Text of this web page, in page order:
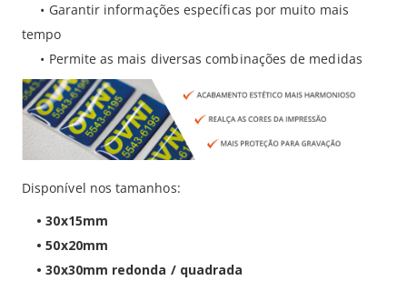
• Garantir informações específicas por muito mais
tempo
• Permite as mais diversas combinações de medidas
Disponível nos tamanhos:
•30x15mm
•50x20mm
•30x30mm redonda / quadrada